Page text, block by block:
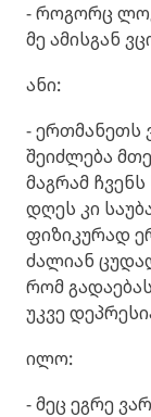
- როგორც
მე ამისგან
ანი:
- ერთმანეთს
შეიძლება
მაგრამ
დღეს კი
ფიზიკურად
ძალიან
რომ
უკვე
ილო:
- მეც ეგრე